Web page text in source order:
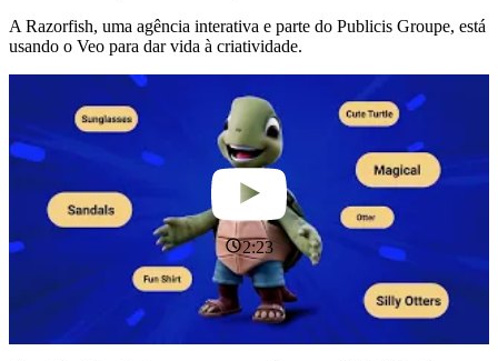
A Razorfish, uma agência interativa e parte do Publicis Groupe, está
usando o Veo para dar vida à criatividade.
2:23